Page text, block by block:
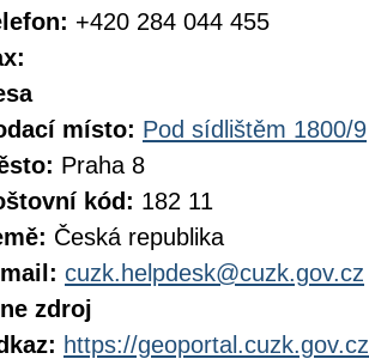
+420 284 044 455
místo: Pod sídlištěm 1800/9
Praha 8
kód: 182 11
Česká republika
cuzk.helpdesk@cuzk.gov.cz
zdroj
https://geoportal.cuzk.gov.cz